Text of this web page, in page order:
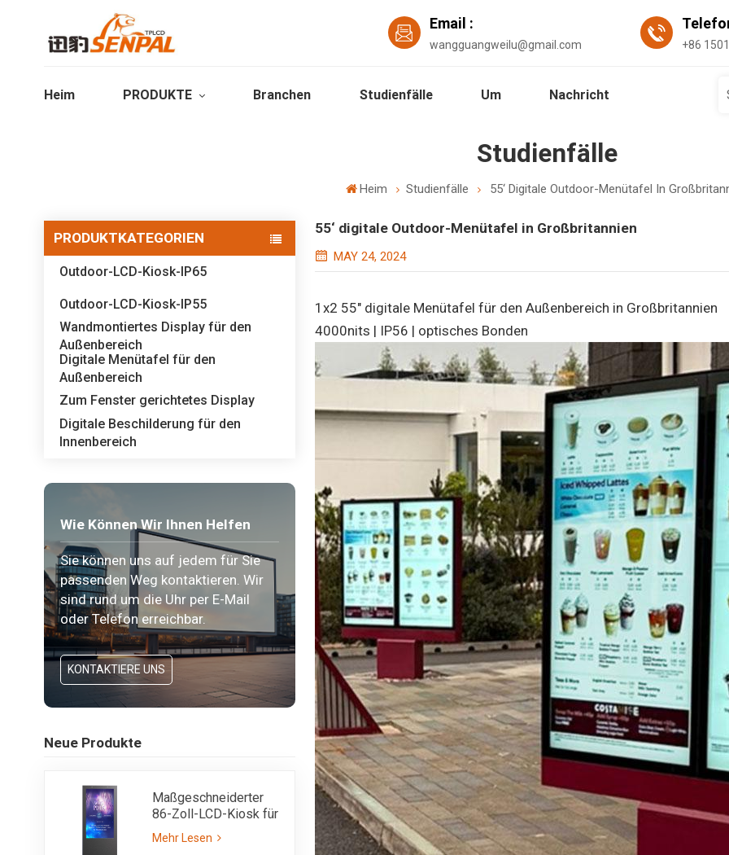
Email :
wangguangweilu@gmail.com +86
Heim PRODUKTE Branchen Studienfälle Um Nachricht
Studienfälle
Heim Studienfälle 55‘ Digitale Outdoor-Menütafel In
PRODUKTKATEGORIEN
Outdoor-LCD-Kiosk-IP65
Outdoor-LCD-Kiosk-IP55
Wandmontiertes Display für den
Außenbereich
Digitale Menütafel für den
Außenbereich
Zum Fenster gerichtetes Display
Digitale Beschilderung für den
Innenbereich
Wie Können Wir Ihnen Helfen
Sie können uns auf jedem für Sie
passenden Weg kontaktieren. Wir
sind rund um die Uhr per E-Mail
oder Telefon erreichbar.
KONTAKTIERE UNS
Neue Produkte
Maßgeschneiderter
86-Zoll-LCD-Kiosk für
den Außenbereich,
IP65
Mehr Lesen
55‘ digitale Outdoor-Menütafel in Großbritannien
MAY 24, 2024
1x2 55" digitale Menütafel für den Außenbereich in Großbritannien
4000nits | IP56 | optisches Bonden